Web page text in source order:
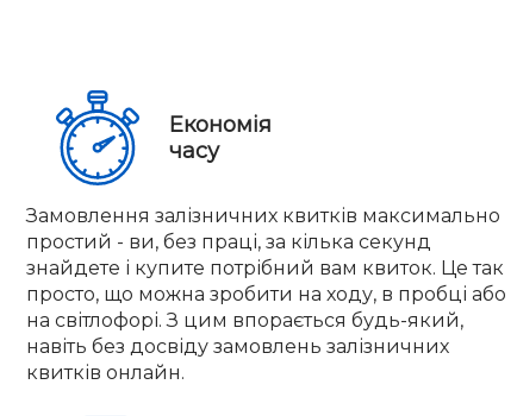
Економія
часу
Замовлення залізничних квитків максимально
простий - ви, без праці, за кілька секунд
знайдете і купите потрібний вам квиток. Це так
просто, що можна зробити на ходу, в пробці або
на світлофорі. З цим впорається будь-який,
навіть без досвіду замовлень залізничних
квитків онлайн.